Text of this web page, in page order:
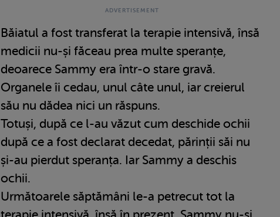
Băiatul a fost transferat la terapie intensivă, însă
medicii nu-și făceau prea multe speranțe,
deoarece Sammy era într-o stare gravă.
Organele îi cedau, unul câte unul, iar creierul
său nu dădea nici un răspuns.
Totuși, după ce l-au văzut cum deschide ochii
după ce a fost declarat decedat, părinții săi nu
și-au pierdut speranța. Iar Sammy a deschis
ochii.
Următoarele săptămâni le-a petrecut tot la